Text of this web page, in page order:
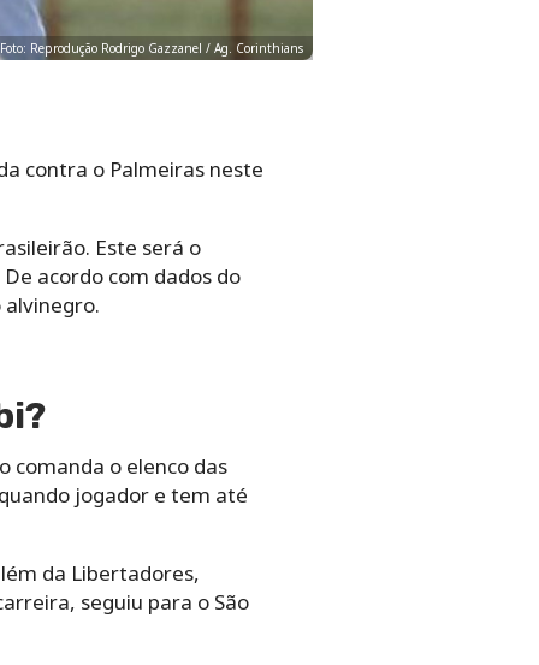
Reprodução Rodrigo Gazzanel / Ag. Corinthians
contra o Palmeiras neste
Este será o
acordo com dados do
comanda o elenco das
jogador e tem até
da Libertadores,
seguiu para o São